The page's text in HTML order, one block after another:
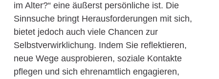
im Alter?“ eine äußerst persönliche ist. Die
Sinnsuche bringt Herausforderungen mit sich,
bietet jedoch auch viele Chancen zur
Selbstverwirklichung. Indem Sie reflektieren,
neue Wege ausprobieren, soziale Kontakte
pflegen und sich ehrenamtlich engagieren,